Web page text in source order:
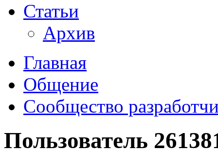
Статьи
Архив
Главная
Общение
Сообщество
Пользователь